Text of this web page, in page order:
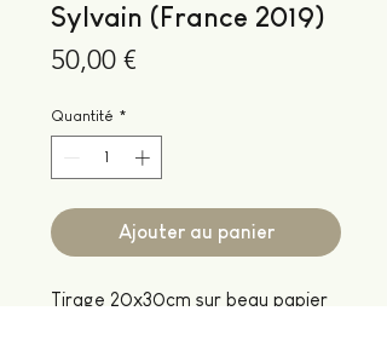
Sylvain (France 2019)
50,00 €
Quantité *
Ajouter au panier
Tirage 20x30cm sur beau papier